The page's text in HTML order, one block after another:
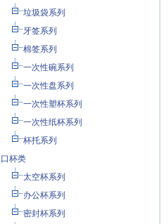
垃圾袋系列
牙签系列
棉签系列
一次性碗系列
一次性盘系列
一次性塑杯系列
一次性纸杯系列
杯托系列
口杯类
太空杯系列
办公杯系列
密封杯系列